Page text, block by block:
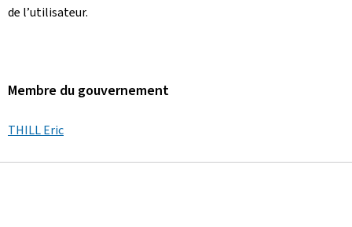
de l’utilisateur.
Membre du gouvernement
THILL Eric